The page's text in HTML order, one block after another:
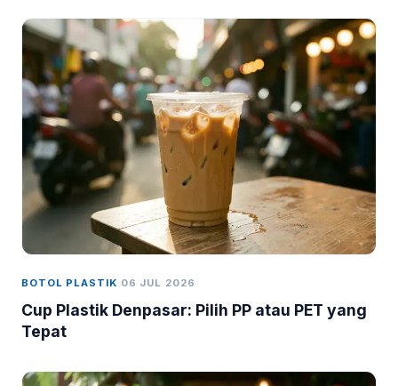
BOTOL PLASTIK 06 JUL 2026
Cup Plastik Denpasar: Pilih PP atau PET yang
Tepat